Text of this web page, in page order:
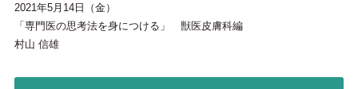
2021年5月14日（金）
「専門医の思考法を身につける」 獣医皮膚科編
村山 信雄